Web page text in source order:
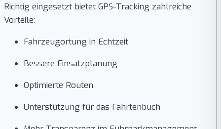
Richtig eingesetzt bietet GPS-Tracking zahlreiche
Vorteile:
Fahrzeugortung in Echtzeit
Bessere Einsatzplanung
Optimierte Routen
Unterstützung für das Fahrtenbuch